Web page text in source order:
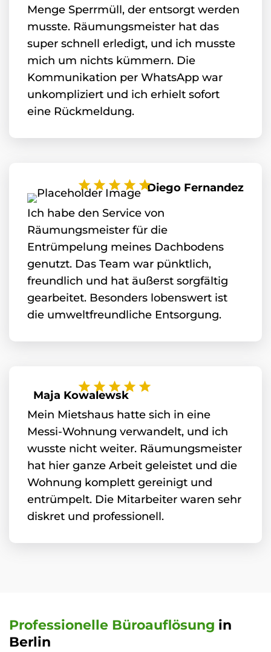
Menge Sperrmüll, der entsorgt werden
musste. Räumungsmeister hat das
super schnell erledigt, und ich musste
mich um nichts kümmern. Die
Kommunikation per WhatsApp war
unkompliziert und ich erhielt sofort
eine Rückmeldung.
Diego Fernandez
Ich habe den Service von
Räumungsmeister für die
Entrümpelung meines Dachbodens
genutzt. Das Team war pünktlich,
freundlich und hat äußerst sorgfältig
gearbeitet. Besonders lobenswert ist
die umweltfreundliche Entsorgung.
Maja Kowalewsk
Mein Mietshaus hatte sich in eine
Messi-Wohnung verwandelt, und ich
wusste nicht weiter. Räumungsmeister
hat hier ganze Arbeit geleistet und die
Wohnung komplett gereinigt und
entrümpelt. Die Mitarbeiter waren sehr
diskret und professionell.
Professionelle Büroauflösung in
Berlin